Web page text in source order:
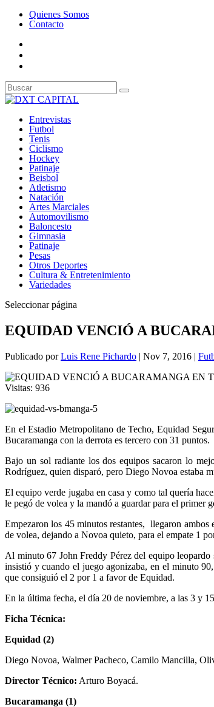
Quienes Somos
Contacto
Entrevistas
Futbol
Tenis
Ciclismo
Hockey
Patinaje
Beisbol
Atletismo
Natación
Artes Marciales
Automovilismo
Baloncesto
Gimnasia
Patinaje
Pesas
Otros Deportes
Cultura & Entretenimiento
Variedades
Seleccionar página
EQUIDAD VENCIÓ A
Publicado porLuis Rene Pichardo | Nov 7, 2016 |
Visitas: 936
En el Estadio Metropolitano de Techo, Equidad
Bucaramanga con la derrota es tercero con 31 puntos.
Bajo un sol radiante los dos equipos sacaron lo
Rodríguez, quien disparó, pero Diego Novoa estaba
El equipo verde jugaba en casa y como tal quería
le pegó de volea y la mandó a guardar para el primer
Empezaron los 45 minutos restantes, llegaron
de volea, dejando a Novoa quieto, para el empate 1
Al minuto 67 John Freddy Pérez del equipo
insistió y cuando el juego agonizaba, en el minuto
que consiguió el 2 por 1 a favor de Equidad.
En la última fecha, el día 20 de noviembre, a las 3 y
Ficha Técnica:
Equidad (2)
Diego Novoa, Walmer Pacheco, Camilo Mancilla,
Director Técnico: Arturo Boyacá.
Bucaramanga (1)